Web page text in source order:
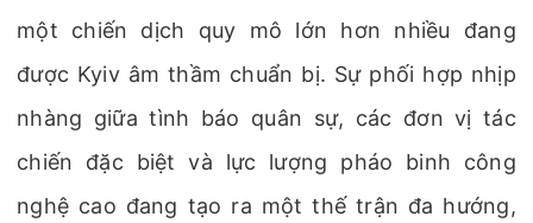
một chiến dịch quy mô lớn hơn nhiều đang
được Kyiv âm thầm chuẩn bị. Sự phối hợp nhịp
nhàng giữa tình báo quân sự, các đơn vị tác
chiến đặc biệt và lực lượng pháo binh công
nghệ cao đang tạo ra một thế trận đa hướng,